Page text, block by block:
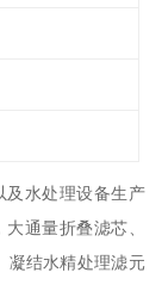
及水处理设备生产
通量折叠滤芯、
凝结水精处理滤元